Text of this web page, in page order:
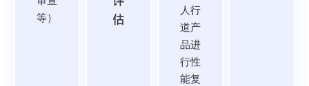
等）
估
人行
道产
品进
行性
能复